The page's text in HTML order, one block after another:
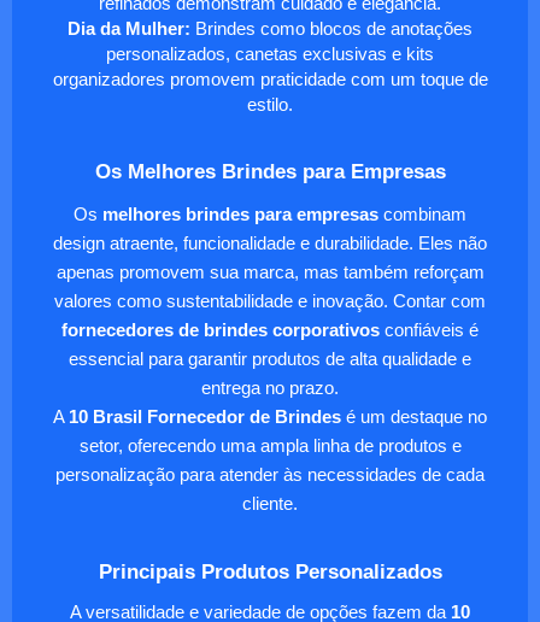
refinados demonstram cuidado e elegância.
Dia da Mulher: Brindes como blocos de anotações
personalizados, canetas exclusivas e kits
organizadores promovem praticidade com um toque de
estilo.
Os Melhores Brindes para Empresas
Os melhores brindes para empresas combinam
design atraente, funcionalidade e durabilidade. Eles não
apenas promovem sua marca, mas também reforçam
valores como sustentabilidade e inovação. Contar com
fornecedores de brindes corporativos confiáveis é
essencial para garantir produtos de alta qualidade e
entrega no prazo.
A 10 Brasil Fornecedor de Brindes é um destaque no
setor, oferecendo uma ampla linha de produtos e
personalização para atender às necessidades de cada
cliente.
Principais Produtos Personalizados
A versatilidade e variedade de opções fazem da 10